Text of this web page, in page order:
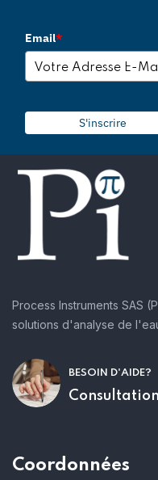
Email*
S'inscrire
Process Instruments SAS
solutions d'analyse de
BESOIN D'AIDE?
Coordonnées